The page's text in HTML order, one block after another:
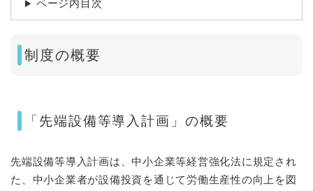
ページ内目次
制度の概要
「先端設備等導入計画」の概要
先端設備等導入計画は、中小企業等経営強化法に規定され
た、中小企業者が設備投資を通じて労働生産性の向上を図